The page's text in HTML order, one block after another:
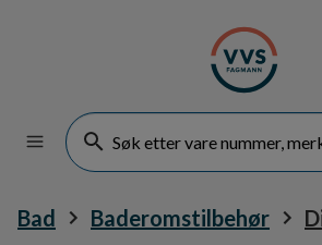
Bad Baderomstilbehør